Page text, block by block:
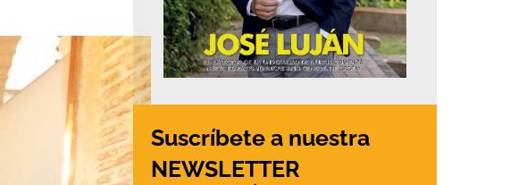
Suscríbete a nuestra
NEWSLETTER